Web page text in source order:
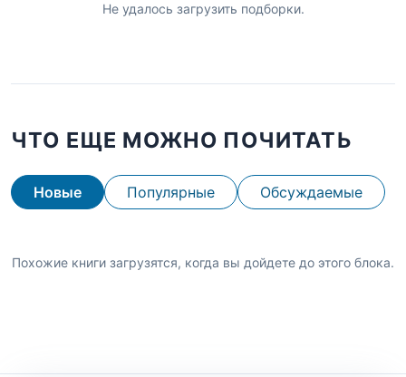
Не удалось загрузить подборки.
ЧТО ЕЩЕ МОЖНО ПОЧИТАТЬ
Новые Популярные Обсуждаемые
Похожие книги загрузятся, когда вы дойдете до этого блока.